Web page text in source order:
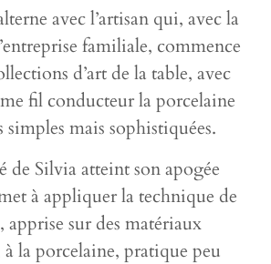
avec l’artisan qui, avec la
familiale, commence
d’art de la table, avec
fil conducteur la porcelaine
simples mais sophistiquées.
de Silvia atteint son apogée
à appliquer la technique de
apprise sur des matériaux
à la porcelaine, pratique peu